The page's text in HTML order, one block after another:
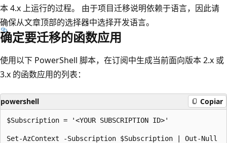
本 4.x 上运行的过程。 由于项目迁移说明依赖于语言，因此请
确保从文章顶部的选择器中选择开发语言。
确定要迁移的函数应用
使用以下 PowerShell 脚本，在订阅中生成当前面向版本 2.x 或
3.x 的函数应用的列表：
powershell Copiar
$Subscription = '<YOUR SUBSCRIPTION ID>'
Set-AzContext -Subscription $Subscription | Out-Null